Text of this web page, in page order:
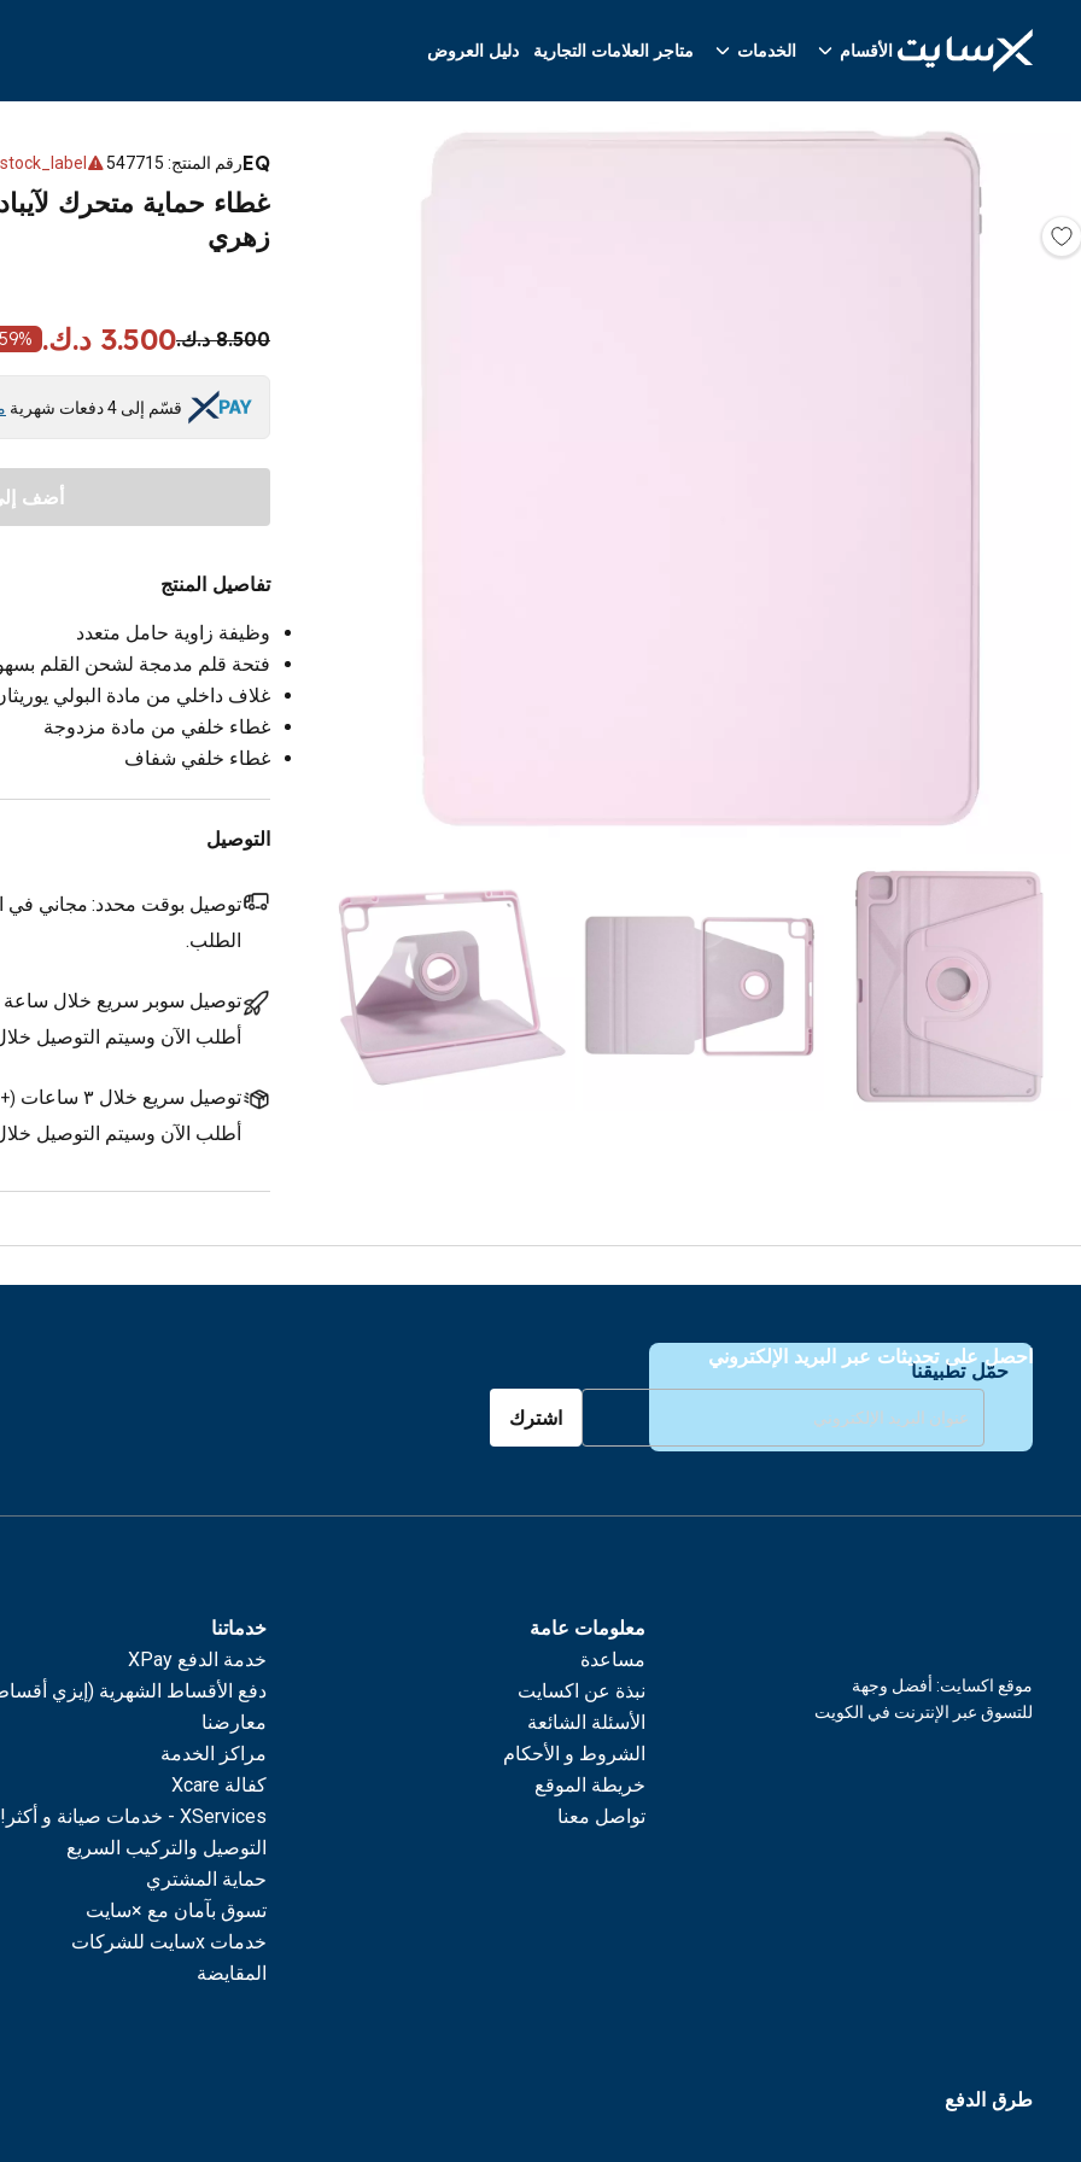
الأقسام الخدمات متاجر العلامات التجارية دليل العروض
EQرقم المنتج:
547715
زهري
8.500 د.ك. 3.500 د.ك. 59%
قسّم إلى 4 دفعات شهرية
أضف
تفاصيل المنتج
وظيفة زاوية حامل متعدد
فتحة قلم مدمجة لشحن القلم
غلاف داخلي من مادة البولي
غطاء خلفي من مادة مزدوجة
غطاء خلفي شفاف
التوصيل
توصيل بوقت محدد: مجاني في
الطلب.
توصيل سوبر سريع خلال ساعة
أطلب الآن وسيتم التوصيل
توصيل سريع خلال ٣ ساعات (+1.500 د.ك.
أطلب الآن وسيتم التوصيل خلال ٣
حمّل تطبيقنا
احصل على تحديثات عبر البريد الإلكتروني
اشترك
معلومات عامة
مساعدة
نبذة عن اكسايت
الأسئلة الشائعة
الشروط و الأحكام
خريطة الموقع
تواصل معنا
خدماتنا
خدمة الدفع XPay
دفع الأقساط الشهرية (إيزي
معارضنا
مراكز الخدمة
كفالة Xcare
XServices - خدمات صيانة و أكثر!
التوصيل والتركيب السريع
حماية المشتري
تسوق بآمان مع ×سايت
خدمات xسايت للشركات
المقايضة
موقع اكسايت: أفضل وجهة
للتسوق عبر الإنترنت في الكويت
طرق الدفع